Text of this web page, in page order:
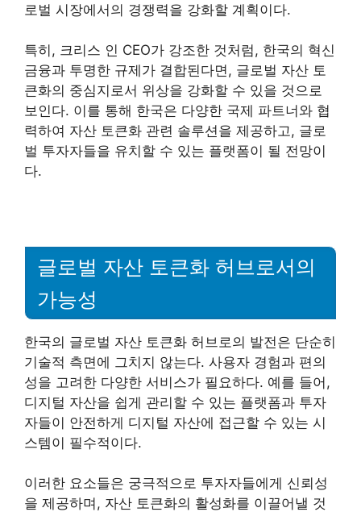
로벌 시장에서의 경쟁력을 강화할 계획이다.
특히, 크리스 인 CEO가 강조한 것처럼, 한국의 혁신
금융과 투명한 규제가 결합된다면, 글로벌 자산 토
큰화의 중심지로서 위상을 강화할 수 있을 것으로
보인다. 이를 통해 한국은 다양한 국제 파트너와 협
력하여 자산 토큰화 관련 솔루션을 제공하고, 글로
벌 투자자들을 유치할 수 있는 플랫폼이 될 전망이
다.
글로벌 자산 토큰화 허브로서의
가능성
한국의 글로벌 자산 토큰화 허브로의 발전은 단순히
기술적 측면에 그치지 않는다. 사용자 경험과 편의
성을 고려한 다양한 서비스가 필요하다. 예를 들어,
디지털 자산을 쉽게 관리할 수 있는 플랫폼과 투자
자들이 안전하게 디지털 자산에 접근할 수 있는 시
스템이 필수적이다.
이러한 요소들은 궁극적으로 투자자들에게 신뢰성
을 제공하며, 자산 토큰화의 활성화를 이끌어낼 것